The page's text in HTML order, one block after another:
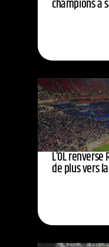
champions à
L’OL
de plus vers